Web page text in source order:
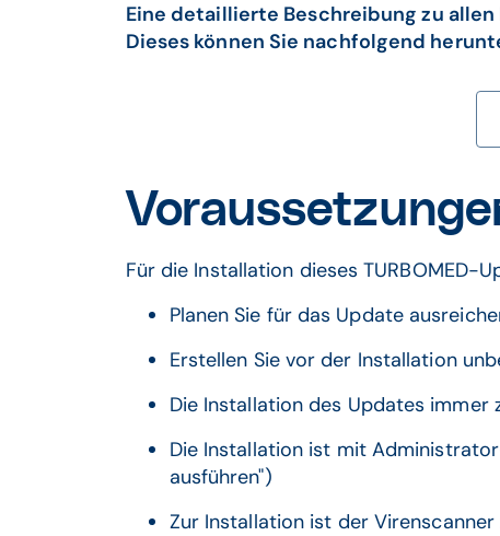
Eine detaillierte Beschreibung zu
Dieses können Sie nachfolgend
Für die Installation dieses TURBOMED-
Planen Sie für das Update
Erstellen Sie vor der Installation
Die Installation des Updates immer
Die Installation ist mit
ausführen")
Zur Installation ist der